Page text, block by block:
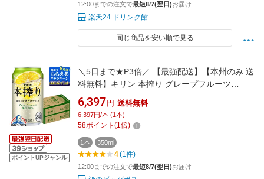
12:00までの注文で最短8/7(翌日)お届け
楽天24 ドリンク館
同じ商品を安い順で見る
ポイントUPジャンル
＼5日まで★P3倍／ 【最強配送】【本州のみ 送
料無料】キリン 本搾り グレープフルーツ
350ml×2ケース/48本《048》『IAS』 缶チュー
ハイ 酎ハイ チュウハイ グレフルサワー グレー
プフルーツサワー
6,397 円 送料無料
6,397円/本 (1本)
58ポイント (1倍)
1本 350ml
4(1件)
12:00までの注文で最短8/7(翌日)お届け